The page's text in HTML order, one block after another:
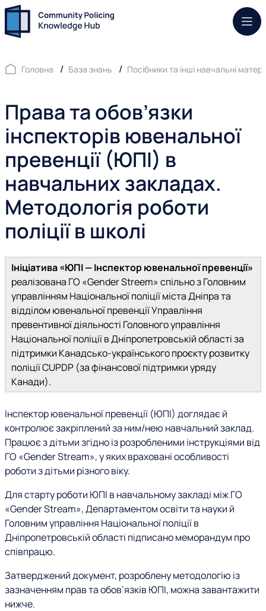
Головна База знань Посібники та інші навчальні
Права та обов’язки
інспекторів ювенальної
превенції (ЮПІ) в
навчальних закладах.
Методологія роботи
поліції в школі
Ініціатива «ЮПІ — Інспектор ювенальної превенції»
реалізована ГО «Gender Streem» спільно з Головним
управлінням Національної поліції міста Дніпра та
відділом ювенальної превенції Управління
превентивної діяльності Головного управління
Національної поліції в Дніпропетровській області за
підтримки Канадсько-українського проєкту розвитку
поліції CUPDP (за фінансової підтримки уряду
Канади).
Інспектор ювенальної превенції (ЮПІ) доглядає й
контролює закріплений за ним/нею навчальний заклад.
Працює з дітьми згідно із розробленими інструкціями від
ГО «Gender Stream», у яких враховані особливості
роботи з дітьми різного віку.
Для старту роботи ЮПІ в навчальному закладі між ГО
«Gender Stream», Департаментом освіти та науки й
Головним управління Національної поліції в
Дніпропетровській області підписано меморандум про
співпрацю.
Затверджений документ, розроблену методологію із
зазначенням прав та обов’язків ЮПІ, можна завантажити
нижче.